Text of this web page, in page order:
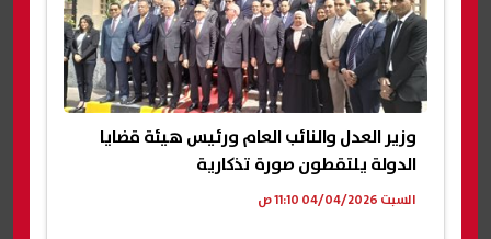
وزير العدل والنائب العام ورئيس هيئة قضايا
الدولة يلتقطون صورة تذكارية
السبت 04/04/2026 11:10 ص